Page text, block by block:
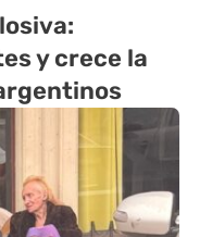
y crece la